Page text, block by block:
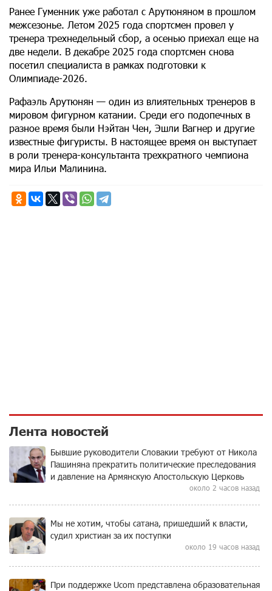
Ранее Гуменник уже работал с Арутюняном в прошлом
межсезонье. Летом 2025 года спортсмен провел у
тренера трехнедельный сбор, а осенью приехал еще на
две недели. В декабре 2025 года спортсмен снова
посетил специалиста в рамках подготовки к
Олимпиаде-2026.
Рафаэль Арутюнян — один из влиятельных тренеров в
мировом фигурном катании. Среди его подопечных в
разное время были Нэйтан Чен, Эшли Вагнер и другие
известные фигуристы. В настоящее время он выступает
в роли тренера-консультанта трехкратного чемпиона
мира Ильи Малинина.
Лента новостей
Бывшие руководители Словакии требуют от Никола
Пашиняна прекратить политические преследования
и давление на Армянскую Апостольскую Церковь
около 2 часов назад
Мы не хотим, чтобы сатана, пришедший к власти,
судил христиан за их поступки
около 19 часов назад
При поддержке Ucom представлена образовательная